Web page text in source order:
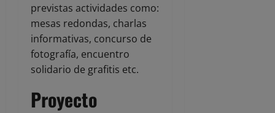
previstas actividades como:
mesas redondas, charlas
informativas, concurso de
fotografía, encuentro
solidario de grafitis etc.
Proyecto